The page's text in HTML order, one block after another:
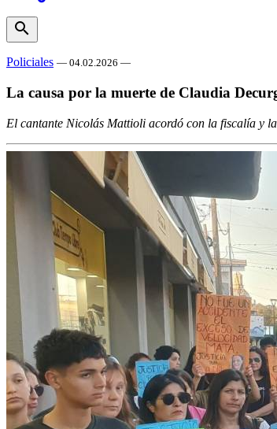
search
Policiales — 04.02.2026 —
La causa por la muerte de Claudia
El cantante Nicolás Mattioli acordó con la fiscalía y